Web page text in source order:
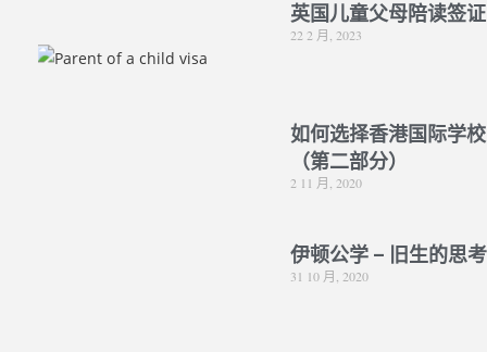
英国儿童父母陪读签证
22 2 月, 2023
如何选择香港国际学
（第二部分）
2 11 月, 2020
伊顿公学 – 旧生的思考
31 10 月, 2020